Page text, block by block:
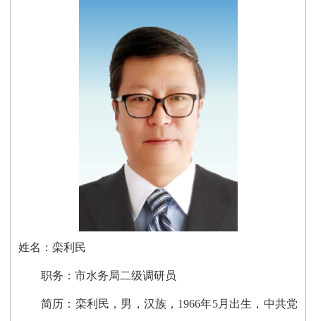
姓名：栾利民
职务：市水务局二级调研员
简历：栾利民，男，汉族，1966年5月出生，中共党